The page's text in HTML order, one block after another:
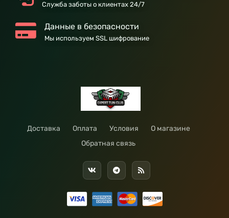
Служба заботы о клиентах 24/7
Данные в безопасности
Мы используем SSL шифрование
Доставка Оплата Условия
О магазине
Обратная связь